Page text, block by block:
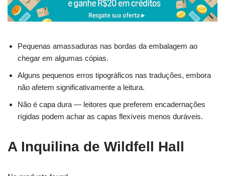
Pequenas amassaduras nas bordas da embalagem ao
chegar em algumas cópias.
Alguns pequenos erros tipográficos nas traduções, embora
não afetem significativamente a leitura.
Não é capa dura — leitores que preferem encadernações
rígidas podem achar as capas flexíveis menos duráveis.
A Inquilina de Wildfell Hall